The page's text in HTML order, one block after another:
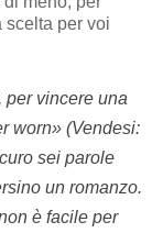
scelta per voi
per vincere una
worn» (Vendesi:
sei parole
un romanzo.
è facile per